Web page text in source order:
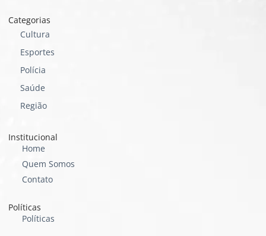
Categorias
Cultura
Esportes
Polícia
Saúde
Região
Institucional
Home
Quem Somos
Contato
Políticas
Políticas